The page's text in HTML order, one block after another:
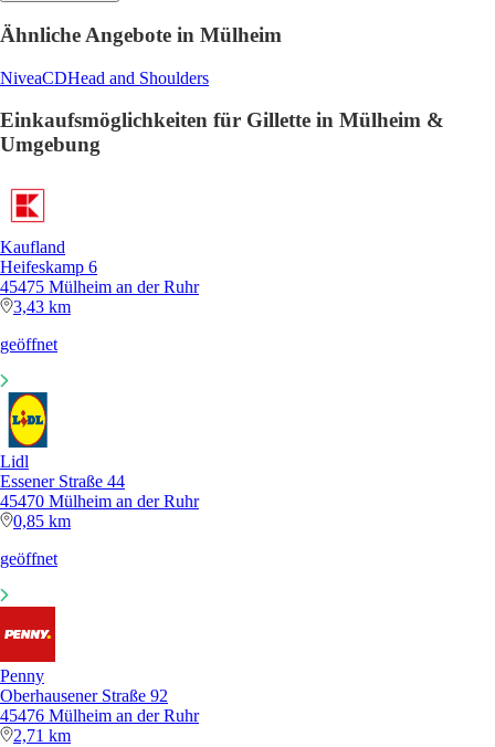
Ähnliche Angebote in Mülheim
NiveaCDHead and Shoulders
Einkaufsmöglichkeiten für Gillette in Mülheim &
Umgebung
Kaufland
Heifeskamp 6
45475 Mülheim an der Ruhr
3,43 km
geöffnet
Lidl
Essener Straße 44
45470 Mülheim an der Ruhr
0,85 km
geöffnet
Penny
Oberhausener Straße 92
45476 Mülheim an der Ruhr
2,71 km